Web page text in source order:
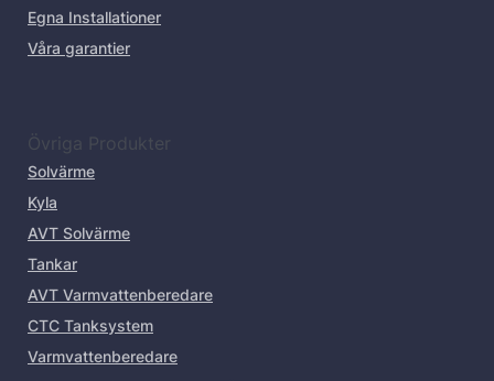
Egna Installationer
Våra garantier
Övriga Produkter
Solvärme
Kyla
AVT Solvärme
Tankar
AVT Varmvattenberedare
CTC Tanksystem
Varmvattenberedare